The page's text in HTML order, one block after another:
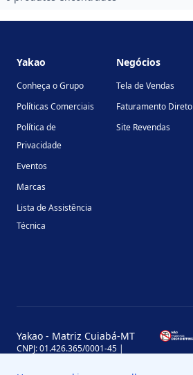
Yakao
Conheça o Grupo
Políticas Comerciais
Política de
Privacidade
Eventos
Marcas
Lista de Assistência
Técnica
Negócios
Tela de Vendas
Faturamento Direto
Site Revendas
Yakao - Matriz Cuiabá-MT
CNPJ: 01.426.365/0001-45 |